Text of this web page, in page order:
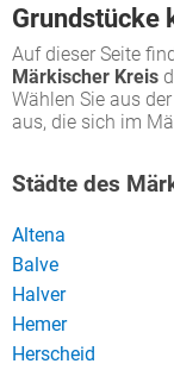
Grundstücke
Auf dieser Seite
Märkischer Kreis
Wählen Sie aus
aus, die sich im
Städte des
Altena
Balve
Halver
Hemer
Herscheid